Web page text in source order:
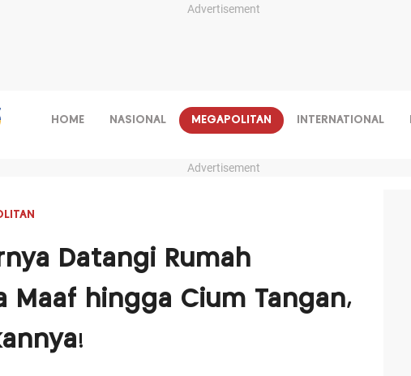
Advertisement
HOME NASIONAL MEGAPOLITAN INTERNATIONAL
Advertisement
Datangi Rumah
Maaf hingga Cium Tangan,